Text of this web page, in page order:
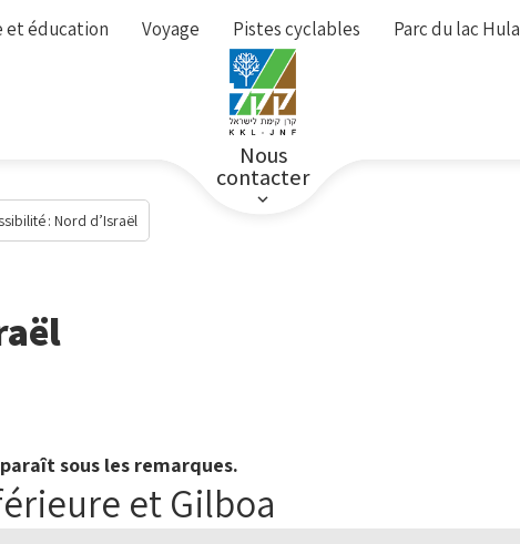
et éducation Voyage Pistes cyclables Parc du lac Hula
Nous
contacter
: Nord d’Israël
sous les remarques.
et Gilboa